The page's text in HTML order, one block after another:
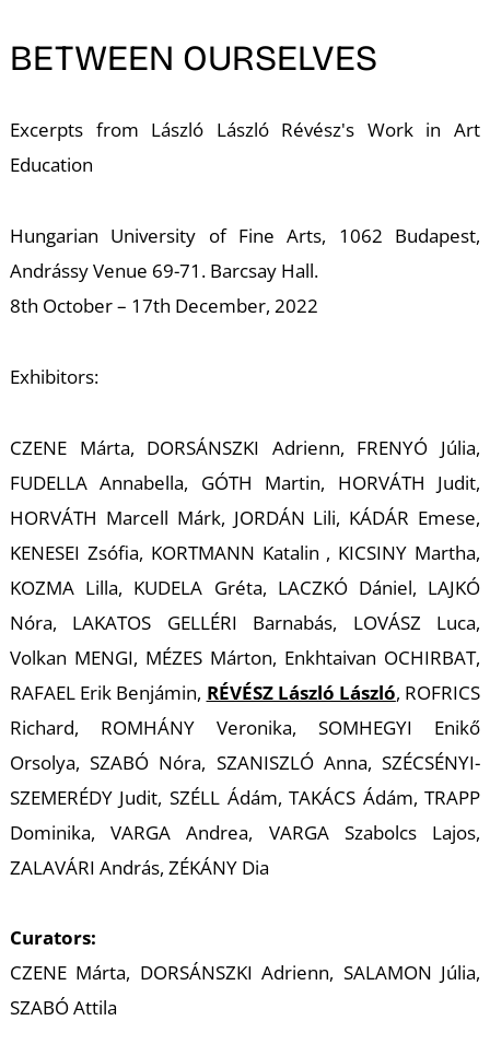
BETWEEN OURSELVES
Excerpts from László László Révész's Work in Art
Education
Hungarian University of Fine Arts, 1062 Budapest,
Andrássy Venue 69-71. Barcsay Hall.
8th October – 17th December, 2022
Exhibitors:
CZENE Márta, DORSÁNSZKI Adrienn, FRENYÓ Júlia,
FUDELLA Annabella, GÓTH Martin, HORVÁTH Judit,
HORVÁTH Marcell Márk, JORDÁN Lili, KÁDÁR Emese,
KENESEI Zsófia, KORTMANN Katalin , KICSINY Martha,
KOZMA Lilla, KUDELA Gréta, LACZKÓ Dániel, LAJKÓ
Nóra, LAKATOS GELLÉRI Barnabás, LOVÁSZ Luca,
Volkan MENGI, MÉZES Márton, Enkhtaivan OCHIRBAT,
RAFAEL Erik Benjámin, RÉVÉSZ László László, ROFRICS
Richard, ROMHÁNY Veronika, SOMHEGYI Enikő
Orsolya, SZABÓ Nóra, SZANISZLÓ Anna, SZÉCSÉNYI-
SZEMERÉDY Judit, SZÉLL Ádám, TAKÁCS Ádám, TRAPP
Dominika, VARGA Andrea, VARGA Szabolcs Lajos,
ZALAVÁRI András, ZÉKÁNY Dia
Curators:
CZENE Márta, DORSÁNSZKI Adrienn, SALAMON Júlia,
SZABÓ Attila